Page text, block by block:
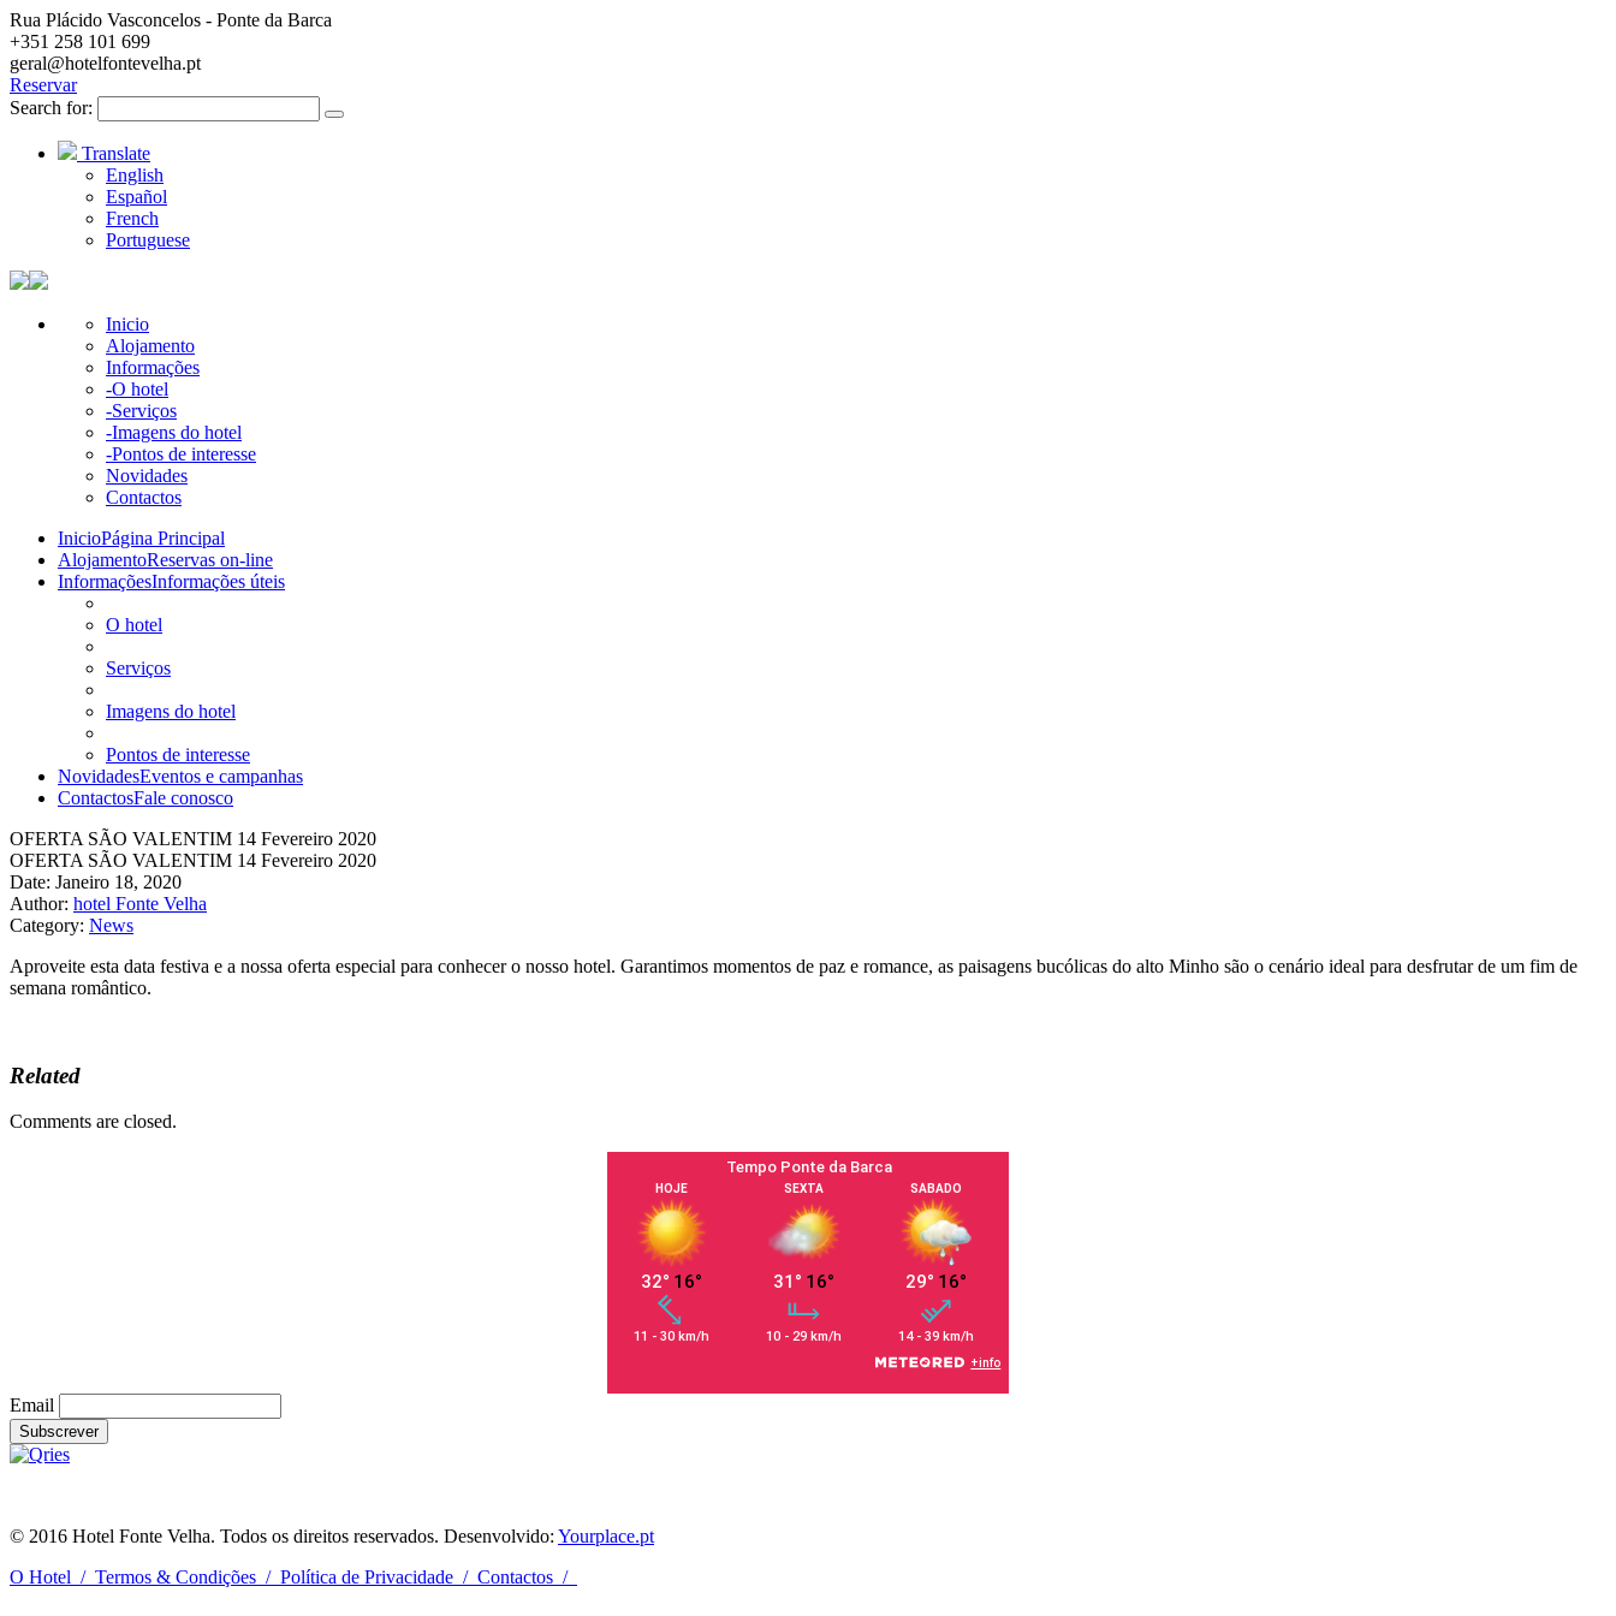
Rua Plácido Vasconcelos - Ponte da Barca
+351 258 101 699
geral@hotelfontevelha.pt
Reservar
Search for:
Translate
English
Español
French
Portuguese
Inicio
Alojamento
Informações
-O hotel
-Serviços
-Imagens do hotel
-Pontos de interesse
Novidades
Contactos
InicioPágina Principal
AlojamentoReservas on-line
InformaçõesInformações úteis
O hotel
Serviços
Imagens do hotel
Pontos de interesse
NovidadesEventos e campanhas
ContactosFale conosco
OFERTA SÃO VALENTIM 14 Fevereiro 2020
OFERTA SÃO VALENTIM 14 Fevereiro 2020
Date: Janeiro 18, 2020
Author: hotel Fonte Velha
Category: News
Aproveite esta data festiva e a nossa oferta especial para conhecer o nosso hotel. Garantimos momentos de paz e romance, as paisagens bucólicas do alto Minho são o cenário ideal para desfrutar de um fim de
semana romântico.
Related
Comments are closed.
Email
© 2016 Hotel Fonte Velha. Todos os direitos reservados. Desenvolvido: Yourplace.pt
O Hotel / Termos & Condições / Política de Privacidade / Contactos /